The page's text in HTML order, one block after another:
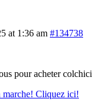
at 1:36 am #134738
pour acheter
marche! Cliquez ici!